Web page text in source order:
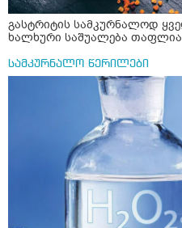
გასტრიტის სამკურნალოდ
ხალხური საშუალება თაფლია
სამკურნალო წერილები